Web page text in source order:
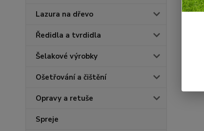
Lazura na dřevo
Ředidla a tvrdidla
Šelakové výrobky
Ošetřování a čištění
Opravy a retuše
Spreje